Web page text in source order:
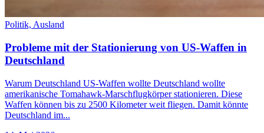
Politik, Ausland
Probleme mit der Stationierung von US-Waffen in
Deutschland
Warum Deutschland US-Waffen wollte Deutschland wollte
amerikanische Tomahawk-Marschflugkörper stationieren. Diese
Waffen können bis zu 2500 Kilometer weit fliegen. Damit könnte
Deutschland im...